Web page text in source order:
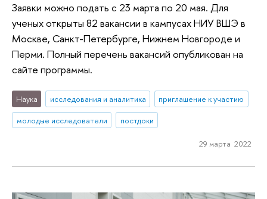
Заявки можно подать с 23 марта по 20 мая. Для
ученых открыты 82 вакансии в кампусах НИУ ВШЭ в
Москве, Санкт-Петербурге, Нижнем Новгороде и
Перми. Полный перечень вакансий опубликован на
сайте программы.
Наука исследования и аналитика
приглашение к участию
молодые исследователи
постдоки
29 марта 2022